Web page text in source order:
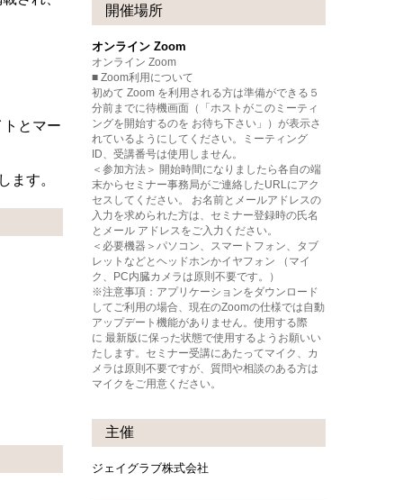
とマー
ます。
開催場所
オンライン Zoom
オンライン Zoom
■ Zoom利用について
初めて Zoom を利用される方は準備ができる５
分前までに待機画面（「ホストがこのミーティ
ングを開始するのを お待ち下さい」）が表示さ
れているようにしてください。ミーティング
ID、受講番号は使用しません。
＜参加方法＞ 開始時間になりましたら各自の端
末からセミナー事務局がご連絡したURLにアク
セスしてください。 お名前とメールアドレスの
入力を求められた方は、セミナー登録時の氏名
とメール アドレスをご入力ください。
＜必要機器＞パソコン、スマートフォン、タブ
レットなどとヘッドホンかイヤフォン （マイ
ク、PC内臓カメラは原則不要です。）
※注意事項：アプリケーションをダウンロード
してご利用の場合、現在のZoomの仕様では自動
アップデート機能がありません。使用する際
に 最新版に保った状態で使用するようお願いい
たします。セミナー受講にあたってマイク、カ
メラは原則不要ですが、質問や相談のある方は
マイクをご用意ください。
主催
ジェイグラブ株式会社